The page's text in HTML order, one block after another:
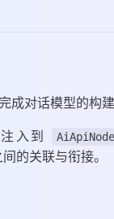
成对话模型的构
注入到 AiApiNode
的关联与衔接。